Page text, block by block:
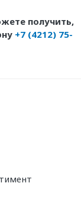
получить,
+7 (4212) 75-